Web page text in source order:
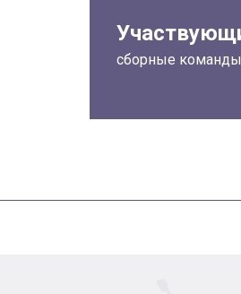
сборные